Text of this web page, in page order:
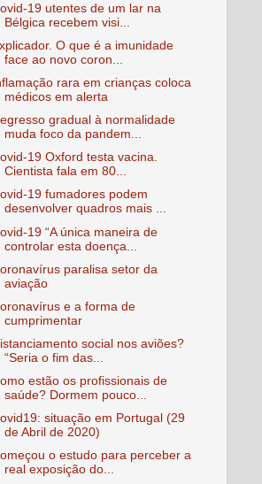
19 utentes de um lar na
Bélgica recebem visi...
O que é a imunidade
face ao novo coron...
rara em crianças coloca
médicos em alerta
gradual à normalidade
muda foco da pandem...
19 Oxford testa vacina.
Cientista fala em 80...
19 fumadores podem
desenvolver quadros mais ...
19 “A única maneira de
controlar esta doença...
paralisa setor da
aviação
e a forma de
cumprimentar
social nos aviões?
“Seria o fim das...
estão os profissionais de
saúde? Dormem pouco...
situação em Portugal (29
de Abril de 2020)
o estudo para perceber a
real exposição do...